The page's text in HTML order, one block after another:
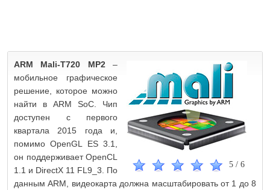
5 / 6
ARM Mali-T720 MP2–
мобильное графическое
решение, которое можно
найти в ARM SoC. Чип
доступен с первого
квартала 2015 года и,
помимо OpenGL ES 3.1,
он поддерживает OpenCL
1.1 и DirectX 11 FL9_3. По
данным ARM, видеокарта должна масштабировать от 1 до 8